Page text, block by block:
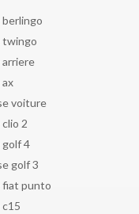
twingo
arriere
voiture
2
golf 4
golf 3
fiat punto